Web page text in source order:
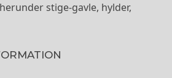
stige-gavle, hylder,